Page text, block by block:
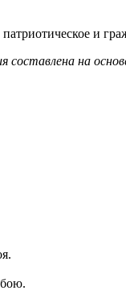
патриотическое и
составлена на